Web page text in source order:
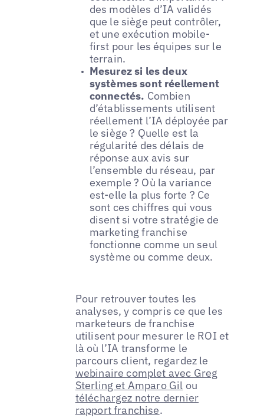
des modèles d’IA validés
que le siège peut contrôler,
et une exécution mobile-
first pour les équipes sur le
terrain.
Mesurez si les deux
systèmes sont réellement
connectés. Combien
d’établissements utilisent
réellement l’IA déployée par
le siège ? Quelle est la
régularité des délais de
réponse aux avis sur
l’ensemble du réseau, par
exemple ? Où la variance
est-elle la plus forte ? Ce
sont ces chiffres qui vous
disent si votre stratégie de
marketing franchise
fonctionne comme un seul
système ou comme deux.
Pour retrouver toutes les
analyses, y compris ce que les
marketeurs de franchise
utilisent pour mesurer le ROI et
là où l’IA transforme le
parcours client, regardez le
webinaire complet avec Greg
Sterling et Amparo Gil ou
téléchargez notre dernier
rapport franchise.